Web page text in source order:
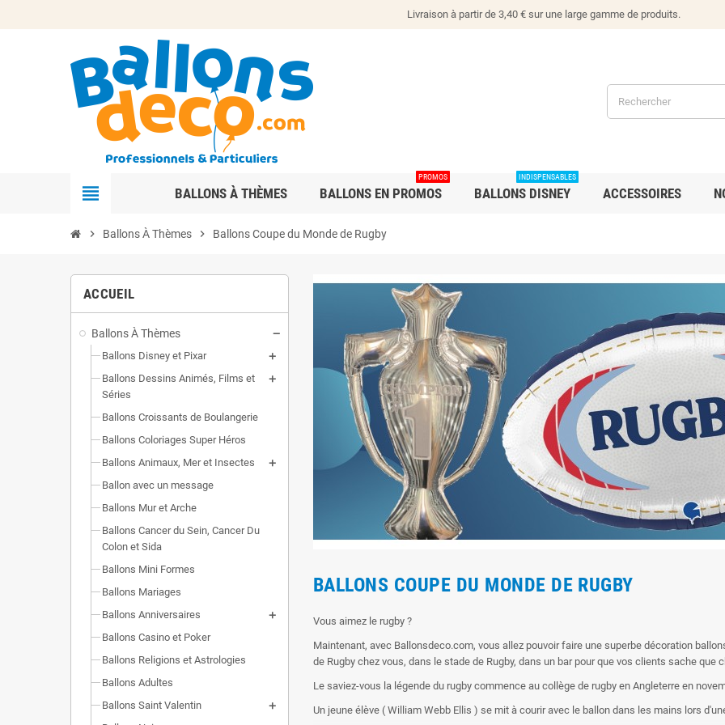
Livraison à partir de 3,40 € sur une large gamme de produits.
view_headline BALLONS À THÈMES BALLONS EN PROMOS
PROMOS
BALLONS DISNEY
INDISPENSABLES
ACCESSOIRES
chevron_right Ballons À Thèmes chevron_right Ballons Coupe du Monde de Rugby
ACCUEIL
Ballons À Thèmes
Ballons Disney et Pixar
Ballons Dessins Animés, Films et
Séries
Ballons Croissants de Boulangerie
Ballons Coloriages Super Héros
Ballons Animaux, Mer et Insectes
Ballon avec un message
Ballons Mur et Arche
Ballons Cancer du Sein, Cancer Du
Colon et Sida
Ballons Mini Formes
Ballons Mariages
Ballons Anniversaires
Ballons Casino et Poker
Ballons Religions et Astrologies
Ballons Adultes
Ballons Saint Valentin
BALLONS COUPE DU MONDE DE RUGBY
Vous aimez le rugby ?
Maintenant, avec Ballonsdeco.com, vous allez pouvoir faire une superbe décoration
de Rugby chez vous, dans le stade de Rugby, dans un bar pour que vos clients sache que
Le saviez-vous la légende du rugby commence au collège de rugby en Angleterre en
Un jeune élève ( William Webb Ellis ) se mit à courir avec le ballon dans les mains lors